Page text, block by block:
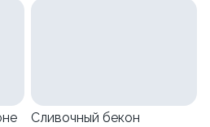
Сливочный бекон